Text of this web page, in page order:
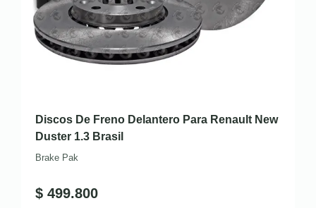
Discos De Freno Delantero Para Renault New
Duster 1.3 Brasil
Brake Pak
$ 499.800